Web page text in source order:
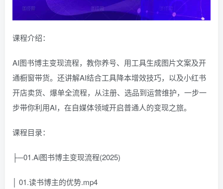
课程介绍：
AI图书博主变现流程，教你养号、用工具生成图片文案及开
通橱窗带货。还讲解AI结合工具降本增效技巧，以及小红书
开店卖货、爆单全流程，从注册、选品到运营维护，一步一
步带你利用AI，在自媒体领域开启普通人的变现之旅。
课程目录：
├─01.Ai图书博主变现流程(2025)
│ 01.读书博主的优势.mp4